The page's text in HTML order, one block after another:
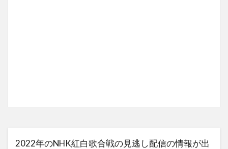
2022年のNHK紅白歌合戦の見逃し配信の情報が出